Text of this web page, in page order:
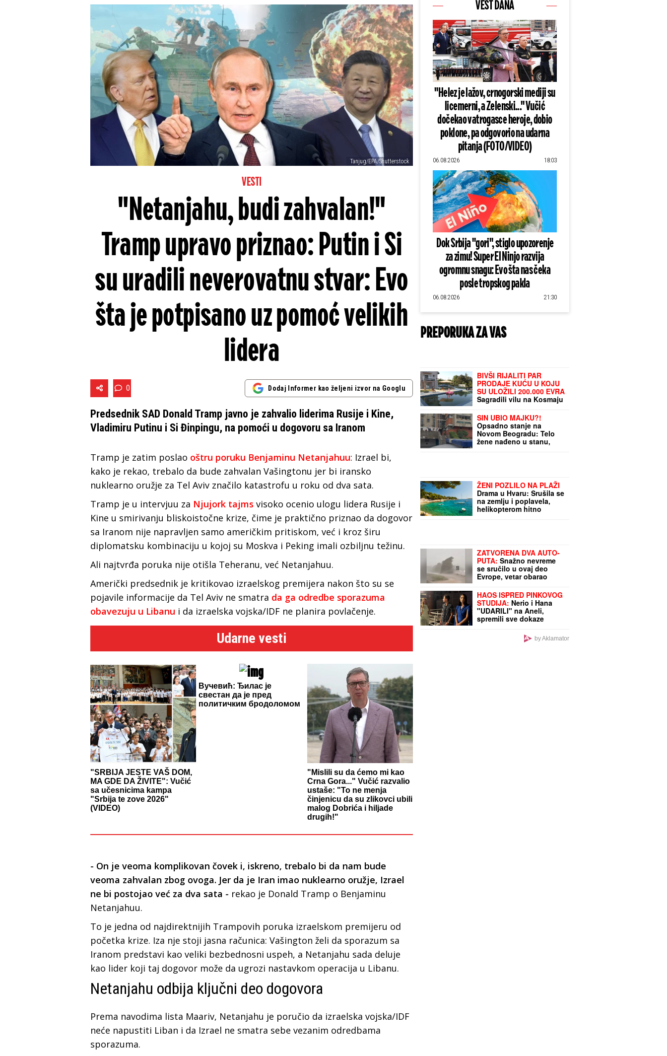
Tanjug/EPA/Shutterstock
VESTI
"Netanjahu, budi zahvalan!"
Tramp upravo priznao: Putin i Si
su uradili neverovatnu stvar: Evo
šta je potpisano uz pomoć velikih
lidera
0 Dodaj Informer kao željeni izvor na Googlu
Predsednik SAD Donald Tramp javno je zahvalio liderima Rusije i Kine,
Vladimiru Putinu i Si Đinpingu, na pomoći u dogovoru sa Iranom
Tramp je zatim poslao oštru poruku Benjaminu Netanjahuu: Izrael bi,
kako je rekao, trebalo da bude zahvalan Vašingtonu jer bi iransko
nuklearno oružje za Tel Aviv značilo katastrofu u roku od dva sata.
Tramp je u intervjuu za Njujork tajms visoko ocenio ulogu lidera Rusije i
Kine u smirivanju bliskoistočne krize, čime je praktično priznao da dogovor
sa Iranom nije napravljen samo američkim pritiskom, već i kroz širu
diplomatsku kombinaciju u kojoj su Moskva i Peking imali ozbiljnu težinu.
Ali najtvrđa poruka nije otišla Teheranu, već Netanjahuu.
Američki predsednik je kritikovao izraelskog premijera nakon što su se
pojavile informacije da Tel Aviv ne smatra da ga odredbe sporazuma
obavezuju u Libanu i da izraelska vojska/IDF ne planira povlačenje.
Udarne vesti
"SRBIJA JESTE VAŠ DOM,
MA GDE DA ŽIVITE": Vučić
sa učesnicima kampa
"Srbija te zove 2026"
(VIDEO)
Вучевић: Ђилас је
свестан да је пред
политичким бродоломом
"Mislili su da ćemo mi kao
Crna Gora..." Vučić razvalio
ustaše: "To ne menja
činjenicu da su zlikovci ubili
malog Dobrića i hiljade
drugih!"
- On je veoma komplikovan čovek i, iskreno, trebalo bi da nam bude
veoma zahvalan zbog ovoga. Jer da je Iran imao nuklearno oružje, Izrael
ne bi postojao već za dva sata - rekao je Donald Tramp o Benjaminu
Netanjahuu.
To je jedna od najdirektnijih Trampovih poruka izraelskom premijeru od
početka krize. Iza nje stoji jasna računica: Vašington želi da sporazum sa
Iranom predstavi kao veliki bezbednosni uspeh, a Netanjahu sada deluje
kao lider koji taj dogovor može da ugrozi nastavkom operacija u Libanu.
Netanjahu odbija ključni deo dogovora
Prema navodima lista Maariv, Netanjahu je poručio da izraelska vojska/IDF
neće napustiti Liban i da Izrael ne smatra sebe vezanim odredbama
sporazuma.
VEST DANA
"Helez je lažov, crnogorski mediji su
licemerni, a Zelenski..." Vučić
dočekao vatrogasce heroje, dobio
poklone, pa odgovorio na udarna
pitanja (FOTO/VIDEO)
06.08.2026 18:03
Dok Srbija "gori", stiglo upozorenje
za zimu! Super El Ninjo razvija
ogromnu snagu: Evo šta nas čeka
posle tropskog pakla
06.08.2026 21:30
PREPORUKA ZA VAS
BIVŠI RIJALITI PAR
PRODAJE KUĆU U KOJU
SU ULOŽILI 200.000 EVRA
Sagradili vilu na Kosmaju
i pokrenuli biznis, a sada
im hitno treba novac: "To
je razlog prodaje"
SIN UBIO MAJKU?!
Opsadno stanje na
Novom Beogradu: Telo
žene nađeno u stanu,
ŽENI POZLILO NA PLAŽI
Drama u Hvaru: Srušila se
na zemlju i poplavela,
helikopterom hitno
prevezena u bolnicu
ZATVORENA DVA AUTO-
PUTA: Snažno nevreme
se sručilo u ovaj deo
Evrope, vetar obarao
drveće (VIDEO)
HAOS ISPRED PINKOVOG
STUDIJA: Nerio i Hana
"UDARILI" na Aneli,
spremili sve dokaze
protiv nje!
by Aklamator